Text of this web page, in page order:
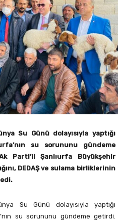
Su Günü dolayısıyla yaptığı
su sorununu gündeme
Parti’li Şanlıurfa Büyükşehir
DEDAŞ ve sulama birliklerinin
Su Günü dolayısıyla yaptığı
su sorununu gündeme getirdi.